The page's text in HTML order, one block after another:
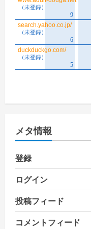
メタ情報
登録
ログイン
投稿フィード
コメントフィード